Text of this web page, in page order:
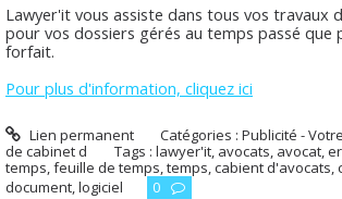
Lawyer'it vous assiste dans tous vos travaux
pour vos dossiers gérés au temps passé que
forfait.
Pour plus d'information, cliquez ici
Lien permanent Catégories :Publicité -
de cabinet d
Tags : lawyer'it, avocats, avocat,
temps,feuille de temps,temps,cabient d'avocats,
document,logiciel 0